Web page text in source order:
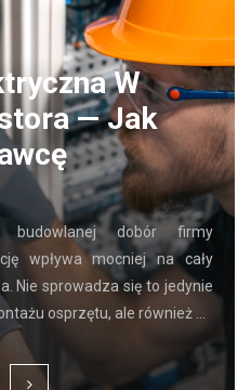
W
— Jak
budowlanej dobór firmy
wpływa mocniej na cały
Nie sprowadza się to jedynie
osprzętu, ale również …